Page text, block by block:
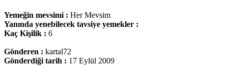
Yemeğin mevsimi : Her Mevsim
Yanında yenebilecek tavsiye yemekler :
Kaç Kişilik : 6
Gönderen : kartal72
Gönderdiği tarih : 17 Eylül 2009